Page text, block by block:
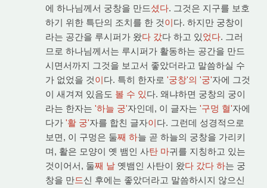
에 하나님께서 궁창을 만드셨다. 그것은 지구를 보호
하기 위한 특단의 조치를 한 것이다. 하지만 궁창이
라는 공간을 루시퍼가 왔다 갔다 하고 있었다. 그러
므로 하나님께서는 루시퍼가 활동하는 공간을 만드
시면서까지 그것을 보고서 좋았더라고 말씀하실 수
가 없었을 것이다. 특히 한자로 '궁창'의 '궁'자에 그것
이 새겨져 있음도 볼 수 있다. 왜냐하면 궁창의 궁이
라는 한자는 '하늘 궁'자인데, 이 글자는 '구멍 혈'자에
다가 '활 궁'자를 합친 글자이다. 그런데 성경적으로
보면, 이 구멍은 둘째 하늘 곧 하늘의 궁창을 가리키
며, 활은 모양이 옛 뱀인 사탄 마귀를 지칭하고 있는
것이어서, 둘째 날 옛뱀인 사탄이 왔다 갔다 하는 궁
창을 만드신 후에는 좋았더라고 말씀하시지 않으신